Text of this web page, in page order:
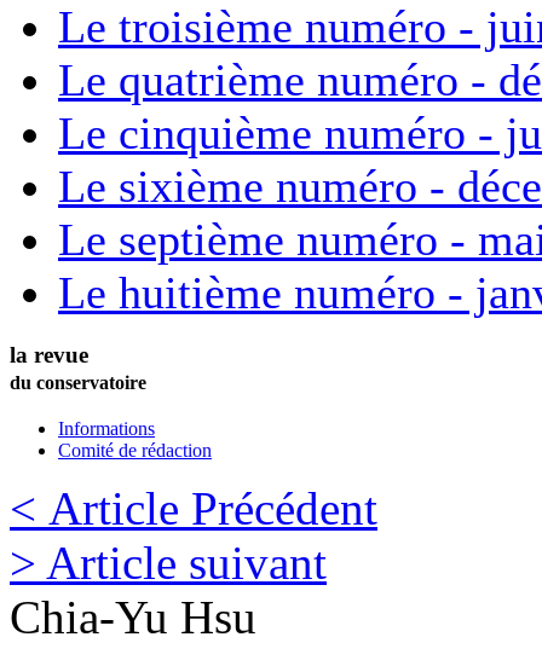
Le troisième numéro -
Le quatrième numéro -
Le cinquième numéro -
Le sixième numéro -
Le septième numéro -
Le huitième numéro -
la revue
du conservatoire
Informations
Comité de rédaction
< Article Précédent
> Article suivant
Chia-Yu Hsu